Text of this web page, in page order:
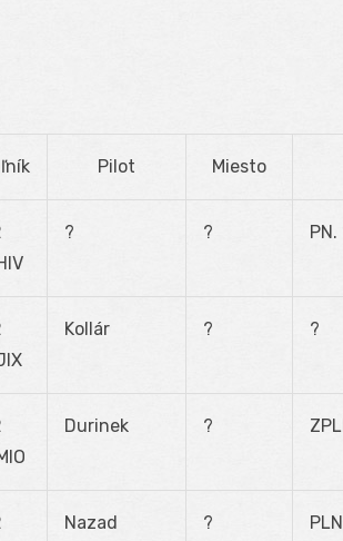
Pilot Miesto
? ? PN.
Kollár ? ?
Durinek ?
Nazad ?